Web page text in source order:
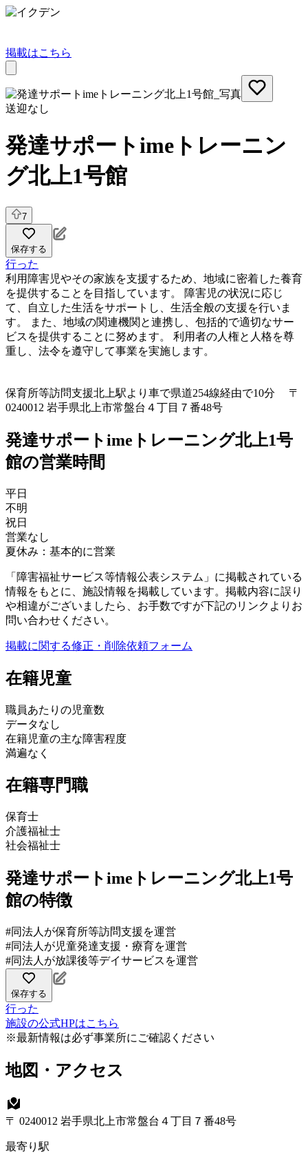
掲載はこちら
送迎なし
発達サポートimeトレーニン
グ北上1号館
7
保存する
行った
利用障害児やその家族を支援するため、地域に密着した養育
を提供することを目指しています。 障害児の状況に応じ
て、自立した生活をサポートし、生活全般の支援を行いま
す。 また、地域の関連機関と連携し、包括的で適切なサー
ビスを提供することに努めます。 利用者の人権と人格を尊
重し、法令を遵守して事業を実施します。
保育所等訪問支援北上駅より車で県道254線経由で10分 〒
0240012 岩手県北上市常盤台４丁目７番48号
発達サポートimeトレーニング北上1号
館の営業時間
平日
不明
祝日
営業なし
夏休み：基本的に営業
「障害福祉サービス等情報公表システム」に掲載されている
情報をもとに、施設情報を掲載しています。掲載内容に誤り
や相違がございましたら、お手数ですが下記のリンクよりお
問い合わせください。
掲載に関する修正・削除依頼フォーム
在籍児童
職員あたりの児童数
データなし
在籍児童の主な障害程度
満遍なく
在籍専門職
保育士
介護福祉士
社会福祉士
発達サポートimeトレーニング北上1号
館の特徴
#同法人が保育所等訪問支援を運営
#同法人が児童発達支援・療育を運営
#同法人が放課後等デイサービスを運営
保存する
行った
施設の公式HPはこちら
※最新情報は必ず事業所にご確認ください
地図・アクセス
〒 0240012 岩手県北上市常盤台４丁目７番48号
最寄り駅